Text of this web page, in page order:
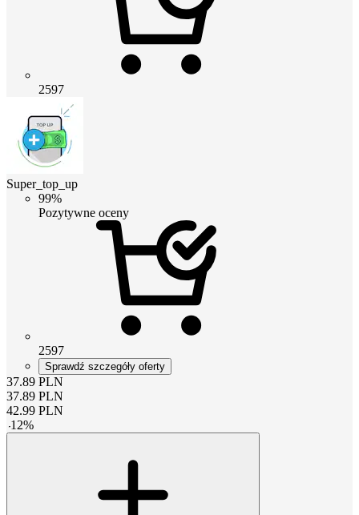
2597
Super_top_up
99%
Pozytywne oceny
2597
Sprawdź szczegóły oferty
37.89 PLN
37.89 PLN
42.99 PLN
-12%